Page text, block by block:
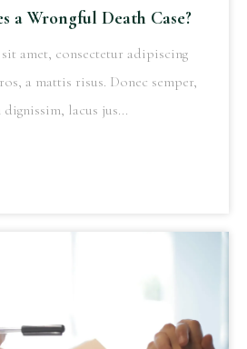
a Wrongful Death Case?
amet, consectetur adipiscing
a mattis risus. Donec semper,
lacus jus...